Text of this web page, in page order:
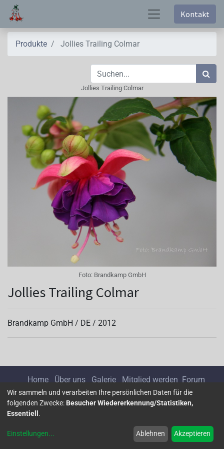
Kontakt
Produkte Jollies Trailing Colmar
Jollies Trailing Colmar
Foto: Brandkamp GmbH
Jollies Trailing Colmar
Brandkamp GmbH / DE / 2012
Home Über uns Galerie Mitglied werden Forum
Impressum Datenschutz
Wir sammeln und verarbeiten Ihre persönlichen Daten für die
folgenden Zwecke: Besucher Wiedererkennung/Statistiken,
Essentiell .
Einstellungen... Ablehnen Akzeptieren